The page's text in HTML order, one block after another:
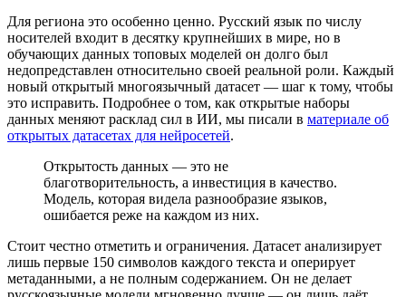
Для региона это особенно ценно. Русский язык по числу
носителей входит в десятку крупнейших в мире, но в
обучающих данных топовых моделей он долго был
недопредставлен относительно своей реальной роли. Каждый
новый открытый многоязычный датасет — шаг к тому, чтобы
это исправить. Подробнее о том, как открытые наборы
данных меняют расклад сил в ИИ, мы писали в материале об
открытых датасетах для нейросетей.
Открытость данных — это не
благотворительность, а инвестиция в качество.
Модель, которая видела разнообразие языков,
ошибается реже на каждом из них.
Стоит честно отметить и ограничения. Датасет анализирует
лишь первые 150 символов каждого текста и оперирует
метаданными, а не полным содержанием. Он не делает